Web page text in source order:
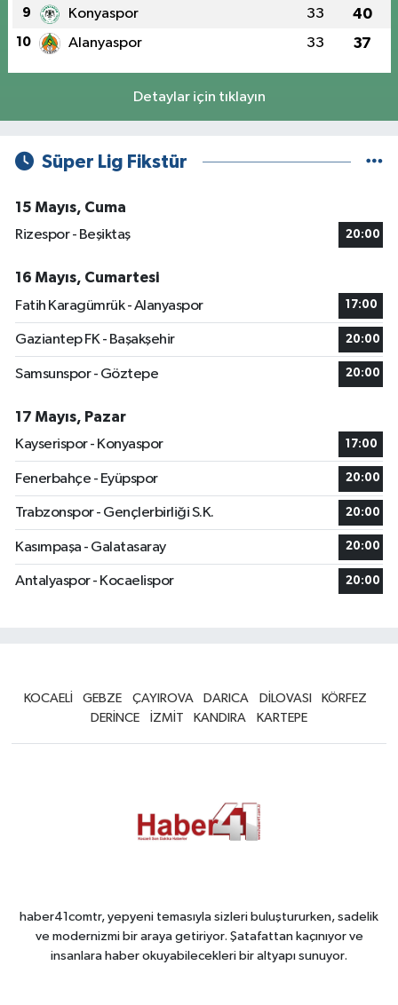
9 Konyaspor 33 40
10 Alanyaspor 33 37
Detaylar için tıklayın
Süper Lig Fikstür
15 Mayıs, Cuma
Rizespor - Beşiktaş
20:00
16 Mayıs, Cumartesi
Fatih Karagümrük - Alanyaspor
17:00
Gaziantep FK - Başakşehir 20:00
Samsunspor - Göztepe 20:00
17 Mayıs, Pazar
Kayserispor - Konyaspor
17:00
Fenerbahçe - Eyüpspor 20:00
Trabzonspor - Gençlerbirliği S.K. 20:00
Kasımpaşa - Galatasaray 20:00
Antalyaspor - Kocaelispor 20:00
KOCAELİ GEBZE ÇAYIROVA DARICA DİLOVASI
KÖRFEZ
DERİNCE
İZMİT KANDIRA KARTEPE
haber41comtr, yepyeni temasıyla sizleri buluştururken, sadelik
ve modernizmi bir araya getiriyor. Şatafattan kaçınıyor ve
insanlara haber okuyabilecekleri bir altyapı sunuyor.